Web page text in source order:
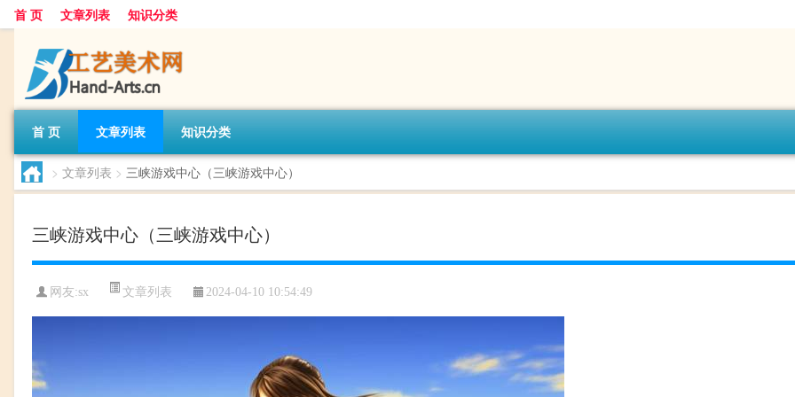
首 页 文章列表 知识分类
首 页 文章列表 知识分类
> 文章列表 > 三峡游戏中心（三峡游戏中心）
三峡游戏中心（三峡游戏中心）
网友:sx 文章列表 2024-04-10 10:54:49